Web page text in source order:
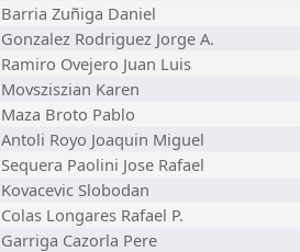
Barria Zuñiga Daniel
Gonzalez Rodriguez Jorge A.
Ramiro Ovejero Juan Luis
Movsziszian Karen
Maza Broto Pablo
Antoli Royo Joaquin Miguel
Sequera Paolini Jose Rafael
Kovacevic Slobodan
Colas Longares Rafael P.
Garriga Cazorla Pere